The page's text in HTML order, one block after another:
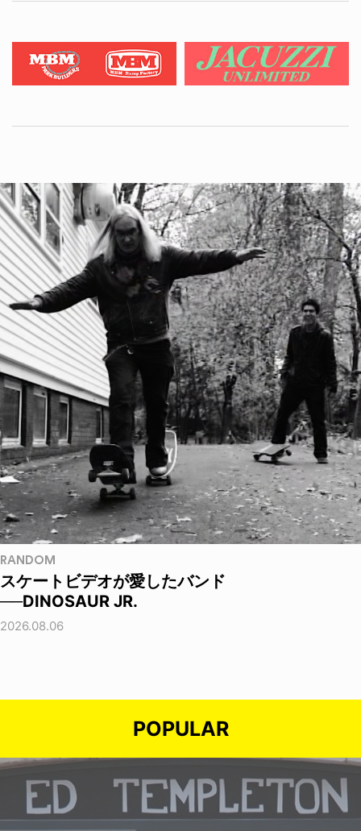
RANDOM
スケートビデオが愛したバンド
──DINOSAUR JR.
2026.08.06
POPULAR